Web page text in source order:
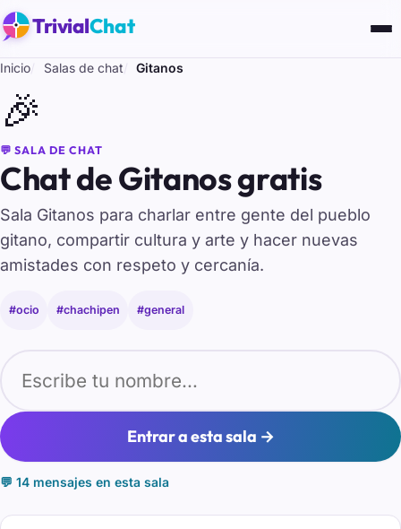
TrivialChat
Inicio Salas de chat Gitanos
🎉
💬 SALA DE CHAT
Chat de Gitanos gratis
Sala Gitanos para charlar entre gente del pueblo
gitano, compartir cultura y arte y hacer nuevas
amistades con respeto y cercanía.
#ocio #chachipen #general
Entrar a esta sala →
💬 14 mensajes en esta sala